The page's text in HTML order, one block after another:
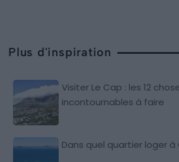
Plus d'inspiration
Visiter Le Cap : les 12
incontournables à faire
Dans quel quartier loger à